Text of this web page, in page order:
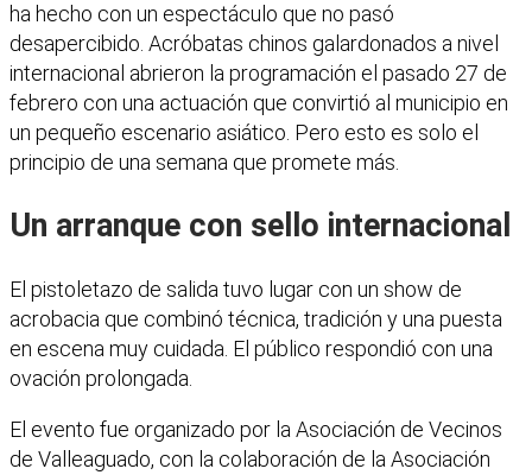
ha hecho con un espectáculo que no pasó
desapercibido. Acróbatas chinos galardonados a nivel
internacional abrieron la programación el pasado 27 de
febrero con una actuación que convirtió al municipio en
un pequeño escenario asiático. Pero esto es solo el
principio de una semana que promete más.
Un arranque con sello internacional
El pistoletazo de salida tuvo lugar con un show de
acrobacia que combinó técnica, tradición y una puesta
en escena muy cuidada. El público respondió con una
ovación prolongada.
El evento fue organizado por la Asociación de Vecinos
de Valleaguado, con la colaboración de la Asociación